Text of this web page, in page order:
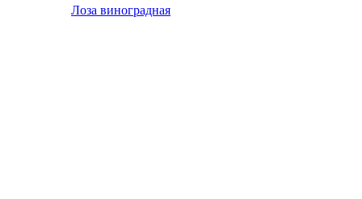
Лоза виноградная